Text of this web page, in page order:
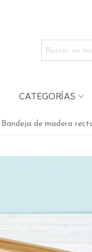
CATEGORÍAS
Bandeja de madera